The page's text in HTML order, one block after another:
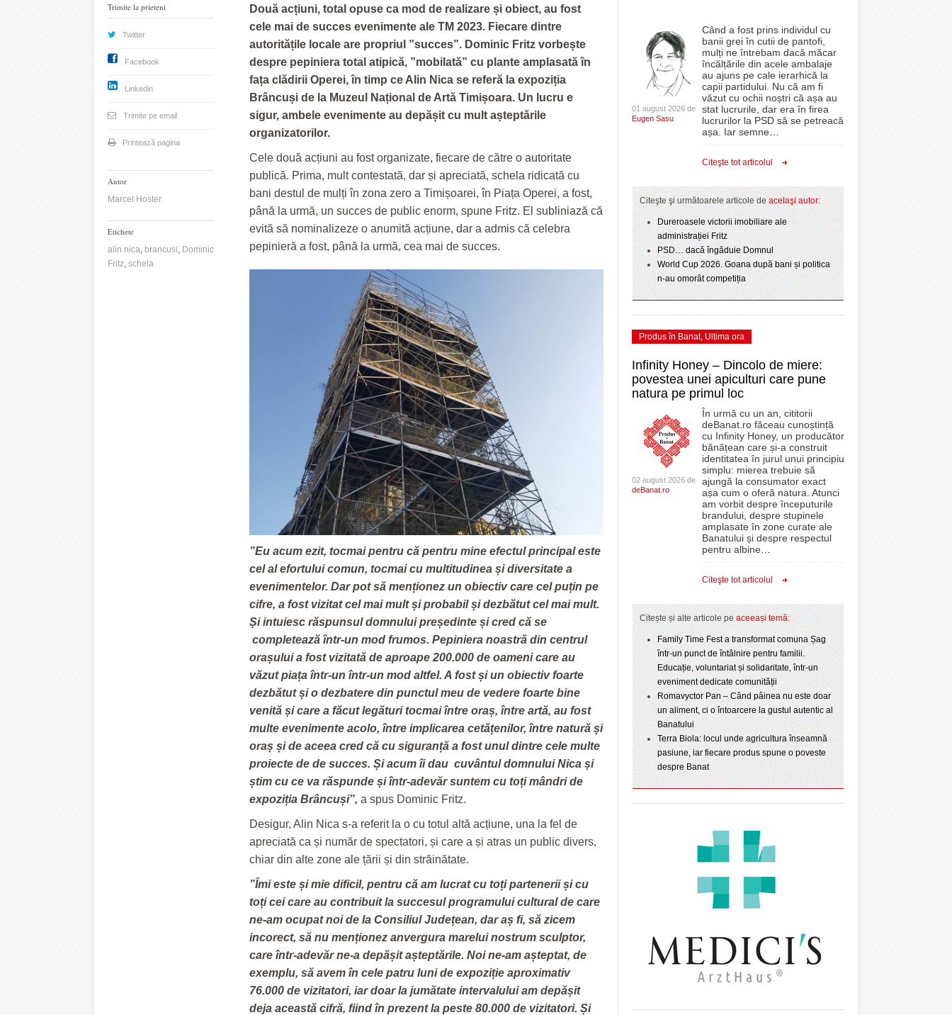
Două acțiuni, total opuse ca mod de realizare și obiect, au fost
cele mai de succes evenimente ale TM 2023. Fiecare dintre
autoritățile locale are propriul ”succes”. Dominic Fritz vorbește
despre pepiniera total atipică, ”mobilată” cu plante amplasată în
fața clădirii Operei, în timp ce Alin Nica se referă la expoziția
Brâncuși de la Muzeul Național de Artă Timișoara. Un lucru e
sigur, ambele evenimente au depășit cu mult așteptările
organizatorilor.
Cele două acțiuni au fost organizate, fiecare de către o autoritate
publică. Prima, mult contestată, dar și apreciată, schela ridicată cu
bani destul de mulți în zona zero a Timișoarei, în Piața Operei, a fost,
până la urmă, un succes de public enorm, spune Fritz. El subliniază că
evită să nominalizeze o anumită acțiune, dar a admis că celebra
pepinieră a fost, până la urmă, cea mai de succes.
”Eu acum ezit, tocmai pentru că pentru mine efectul principal este
cel al efortului comun, tocmai cu multitudinea și diversitate a
evenimentelor. Dar pot să menționez un obiectiv care cel puțin pe
cifre, a fost vizitat cel mai mult și probabil și dezbătut cel mai mult.
Și intuiesc răspunsul domnului președinte și cred că se
completează într-un mod frumos. Pepiniera noastră din centrul
orașului a fost vizitată de aproape 200.000 de oameni care au
văzut piața într-un într-un mod altfel. A fost și un obiectiv foarte
dezbătut și o dezbatere din punctul meu de vedere foarte bine
venită și care a făcut legături tocmai între oraș, între artă, au fost
multe evenimente acolo, între implicarea cetățenilor, între natură și
oraș și de aceea cred că cu siguranță a fost unul dintre cele multe
proiecte de de succes. Și acum îi dau cuvântul domnului Nica și
știm cu ce va răspunde și într-adevăr suntem cu toți mândri de
expoziția Brâncuși”, a spus Dominic Fritz.
Desigur, Alin Nica s-a referit la o cu totul altă acțiune, una la fel de
apreciată ca și număr de spectatori, și care a și atras un public divers,
chiar din alte zone ale țării și din străinătate.
”Îmi este și mie dificil, pentru că am lucrat cu toți partenerii și cu
toți cei care au contribuit la succesul programului cultural de care
ne-am ocupat noi de la Consiliul Județean, dar aș fi, să zicem
incorect, să nu menționez anvergura marelui nostrum sculptor,
care într-adevăr ne-a depășit așteptările. Noi ne-am așteptat, de
exemplu, să avem în cele patru luni de expoziție aproximativ
76.000 de vizitatori, iar doar la jumătate intervalului am depășit
deja această cifră, fiind în prezent la peste 80.000 de vizitatori. Și
Trimite la prieteni
Twitter
Facebook
Linkedin
Trimite pe email
Printează pagina
Autor
Marcel Hoster
Etichete
alin nica, brancusi, Dominic
Fritz, schela
01 august 2026 de
Eugen Sasu
Când a fost prins individul cu
banii grei în cutii de pantofi,
mulți ne întrebam dacă măcar
încălțările din acele ambalaje
au ajuns pe cale ierarhică la
capii partidului. Nu că am fi
văzut cu ochii noștri că așa au
stat lucrurile, dar era în firea
lucrurilor la PSD să se petreacă
așa. Iar semne
Citeşte tot articolul
Citeşte şi următoarele articole de acelaşi autor:
Dureroasele victorii imobiliare ale
administrației Fritz
PSD… dacă îngăduie Domnul
World Cup 2026. Goana după bani și politica
n-au omorât competiția
Produs în Banat, Ultima ora
Infinity Honey – Dincolo de miere:
povestea unei apiculturi care pune
natura pe primul loc
02 august 2026 de
deBanat.ro
În urmă cu un an, cititorii
deBanat.ro făceau cunoștință
cu Infinity Honey, un producător
bănățean care și-a construit
identitatea în jurul unui principiu
simplu: mierea trebuie să
ajungă la consumator exact
așa cum o oferă natura. Atunci
am vorbit despre începuturile
brandului, despre stupinele
amplasate în zone curate ale
Banatului și despre respectul
pentru albine
Citeşte tot articolul
Citește și alte articole pe aceeași temă:
Family Time Fest a transformat comuna Șag
într-un punct de întâlnire pentru familii.
Educație, voluntariat și solidaritate, într-un
eveniment dedicate comunității
Romavyctor Pan – Când pâinea nu este doar
un aliment, ci o întoarcere la gustul autentic al
Banatului
Terra Biola: locul unde agricultura înseamnă
pasiune, iar fiecare produs spune o poveste
despre Banat